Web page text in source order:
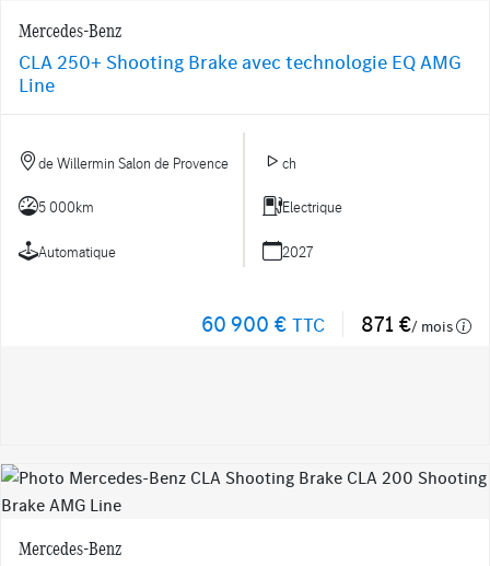
Mercedes-Benz
CLA 250+ Shooting Brake avec technologie EQ AMG
Line
de Willermin Salon de Provence ch
5 000km Electrique
Automatique 2027
60 900 € TTC 871 €/ mois
Mercedes-Benz